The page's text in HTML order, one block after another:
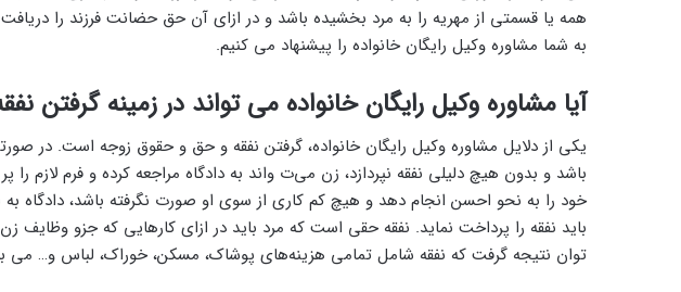
همه یا قسمتی از مهریه را به مرد بخشیده باشد و در ازای آن حق حضانت فرزند را
به شما مشاوره وکیل رایگان خانواده را پیشنهاد می‌ کنیم.
آیا مشاوره وکیل رایگان خانواده می ‌تواند در زمینه گرفتن
یکی از دلایل مشاوره وکیل رایگان خانواده، گرفتن نفقه و حق و حقوق زوجه است. در
باشد و بدون هیچ دلیلی نفقه نپردازد، زن می‌ت واند به دادگاه مراجعه کرده و فرم لازم
خود را به نحو احسن انجام دهد و هیچ کم کاری از سوی او صورت نگرفته باشد، دادگاه به
باید نفقه را پرداخت نماید. نفقه حقی است که مرد باید در ازای کارهایی که جزو
توان نتیجه گرفت که نفقه شامل تمامی هزینه‌های پوشاک، مسکن، خوراک، لباس و… می